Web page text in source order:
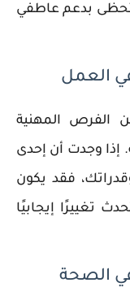
بدعم عاطفي
العمل
الفرص المهنية
إذا وجدت أن إحدى
فقد يكون
تغييرًا إيجابيًا
الصحة